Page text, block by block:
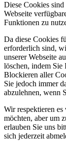
Diese Cookies
Webseite
Funktionen zu
Da diese Cookies
erforderlich sind,
unserer Webseite
löschen, indem Sie
Blockieren aller
Sie jedoch immer
abzulehnen, wenn
Wir respektieren
möchten, aber um
erlauben Sie uns
sich jederzeit